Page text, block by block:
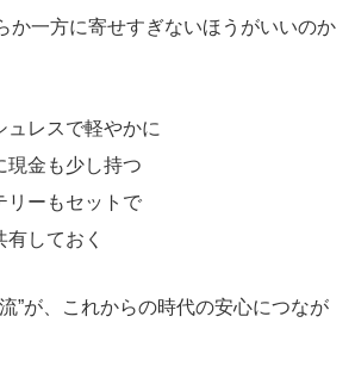
か一方に寄せすぎないほうがいいのか
ュレスで軽やかに
現金も少し持つ
リーもセットで
しておく
”が、これからの時代の安心につなが